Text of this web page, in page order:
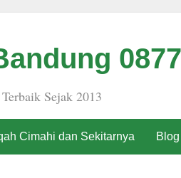
Sejak 2013
Cimahi dan Sekitarnya Blog